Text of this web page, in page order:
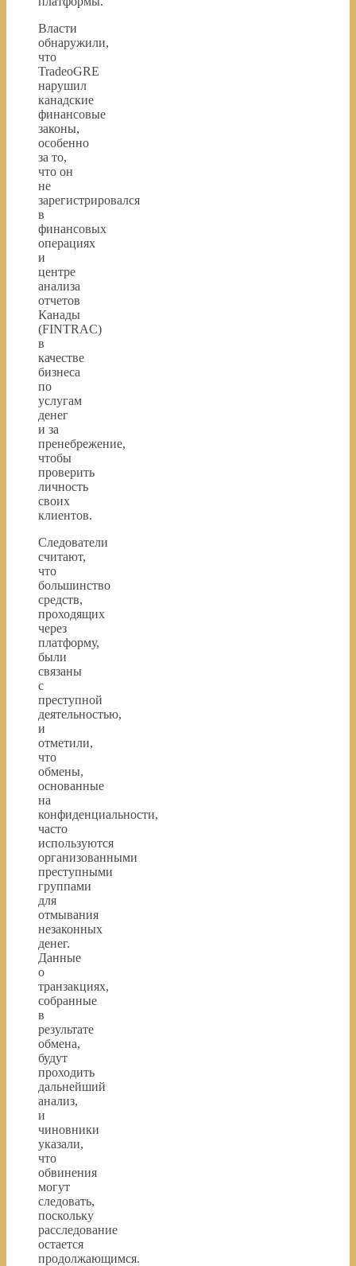
Власти
обнаружили,
что
TradeoGRE
нарушил
канадские
финансовые
законы,
особенно
за то,
что он
не
зарегистрировался
в
финансовых
операциях
и
центре
анализа
отчетов
Канады
(FINTRAC)
в
качестве
бизнеса
по
услугам
денег
и за
пренебрежение,
чтобы
проверить
личность
своих
клиентов.
Следователи
считают,
что
большинство
средств,
проходящих
через
платформу,
были
связаны
с
преступной
деятельностью,
и
отметили,
что
обмены,
основанные
на
конфиденциальности,
часто
используются
организованными
преступными
группами
для
отмывания
незаконных
денег.
Данные
о
транзакциях,
собранные
в
результате
обмена,
будут
проходить
дальнейший
анализ,
и
чиновники
указали,
что
обвинения
могут
следовать,
поскольку
расследование
остается
продолжающимся.